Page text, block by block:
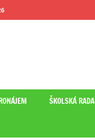
ŠKOLSKÁ RADA